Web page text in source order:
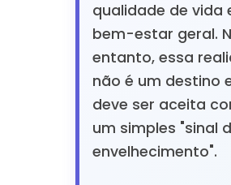
qualidade de vida
bem-estar geral.
entanto, essa
não é um destino
deve ser aceita
um simples "sinal
envelhecimento".